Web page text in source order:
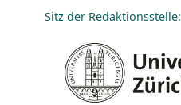
Sitz der Redaktionsstelle: